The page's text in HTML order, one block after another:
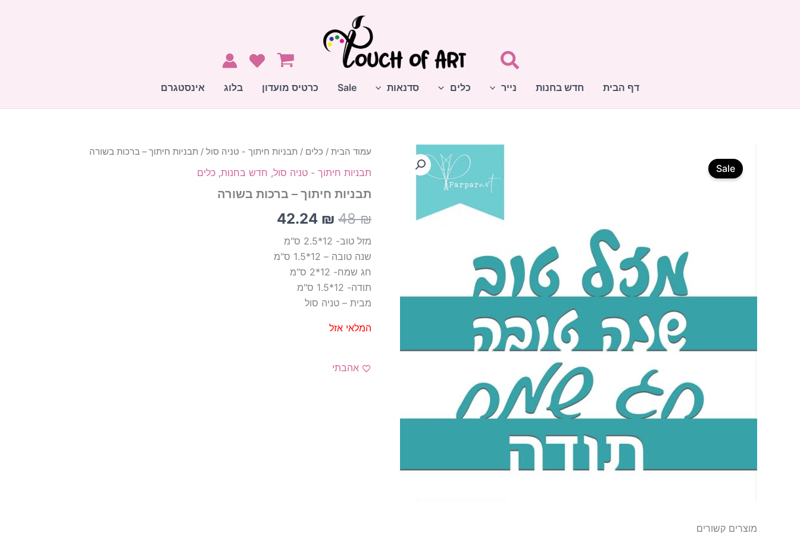
דף הבית חדש בחנות נייר כלים סדנאות Sale כרטיס מועדון בלוג אינסטגרם
Sale
עמוד הבית / כלים / תבניות חיתוך - טניה סול / תבניות חיתוך – ברכות בשורה
תבניות חיתוך - טניה סול, חדש בחנות, כלים
תבניות חיתוך – ברכות בשורה
48₪
המחיר
המקורי
היה:
48 ₪.
42.24 ₪
המחיר
הנוכחי
הוא:
מזל טוב- 12*2.5 ס"מ
שנה טובה – 12*1.5 ס"מ
חג שמח- 12*2 ס"מ
תודה- 12*1.5 ס"מ
מבית – טניה סול
המלאי אזל
אהבתי
מוצרים קשורים